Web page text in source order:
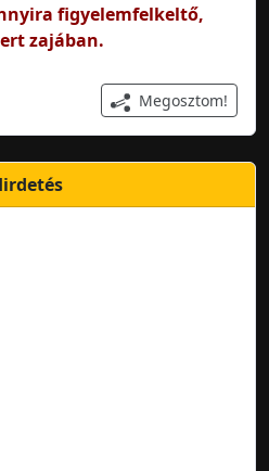
figyelemfelkeltő,
zajában.
Megosztom!